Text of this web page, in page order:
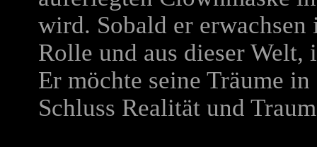
wird. Sobald er erwachsen
Rolle und aus dieser
Er möchte seine Träume
Schluss Realität und